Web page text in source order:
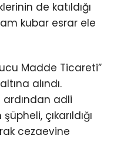
de katıldığı
kubar esrar ele
Madde Ticareti”
alındı.
adli
çıkarıldığı
cezaevine